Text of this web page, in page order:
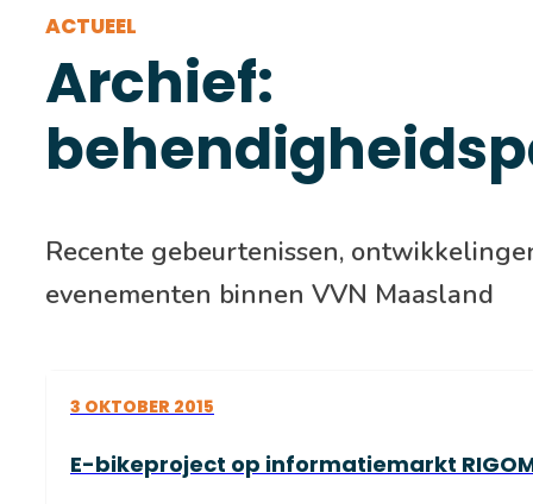
ACTUEEL
Archief:
Recente gebeurtenissen,
evenementen binnen VVN Maasland
3 OKTOBER 2015
E-bikeproject op informatiemarkt